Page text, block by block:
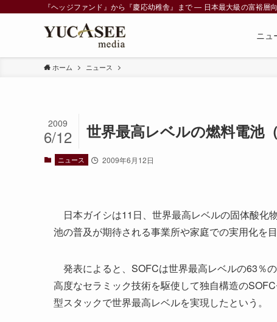
『ヘッジファンド』から『慶応幼稚舎』まで ― 日本最大級の富裕層
ニュ
ホーム ニュース
世界最高レベルの燃料電池
2009
6/12
ニュース 2009年6月12日
日本ガイシは11日、世界最高レベルの固体酸化
池の普及が期待される事業所や家庭での実用化を目
発表によると、SOFCは世界最高レベルの63％
高度なセラミック技術を駆使して独自構造の
型スタックで世界最高レベルを実現したという。